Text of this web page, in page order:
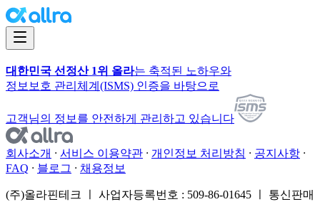
대한민국 선정산 1위 올라는 축적된 노하우와
정보보호 관리체계(ISMS) 인증을 바탕으로
고객님의 정보를 안전하게 관리하고 있습니다
회사소개 서비스 이용약관 개인정보 처리방침
공지사항
FAQ
블로그 채용정보
(주)올라핀테크 ㅣ 사업자등록번호 : 509-86-01645 ㅣ 통신판매